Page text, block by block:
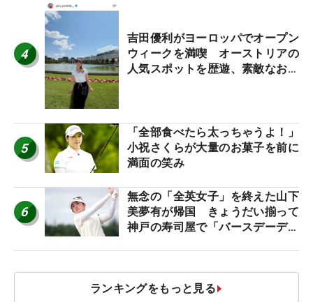
4
吉田優利がヨーロッパでオープン
ウィークを満喫 オーストリアの
人気スポットを歴遊、素敵なお土
5
「全部食べたら太っちゃうよ！」
小祝さくらが大量のお菓子を前に
満面の笑み
6
無念の「全英女子」を終えた山下
美夢有が帰国 きょうだい揃って
神戸の寿司屋で「バースデーディ
ランキングをもっと見る